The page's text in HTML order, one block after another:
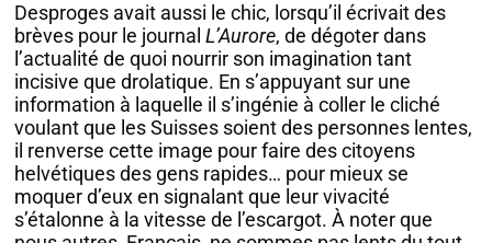
Desproges avait aussi le chic, lorsqu’il écrivait des
brèves pour le journalL’Aurore, de dégoter dans
l’actualité de quoi nourrir son imagination tant
incisive que drolatique. En s’appuyant sur une
information à laquelle il s’ingénie à coller le cliché
voulant que les Suisses soient des personnes lentes,
il renverse cette image pour faire des citoyens
helvétiques des gens rapides… pour mieux se
moquer d’eux en signalant que leur vivacité
s’étalonne à la vitesse de l’escargot. À noter que